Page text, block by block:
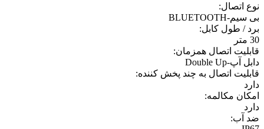
نوع اتصال:
بی سیم-BLUETOOTH
برد / طول کابل:
30 متر
قابلیت اتصال همزمان:
دابل آپ-Double Up
قابلیت اتصال به چند پخش کننده:
دارد
امکان مکالمه:
دارد
ضد آب: